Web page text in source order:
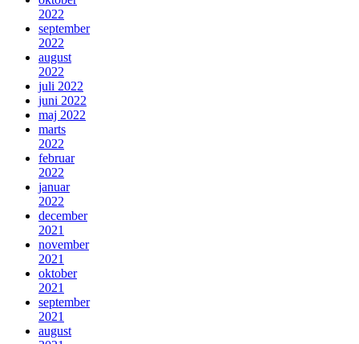
2022
september
2022
august
2022
juli 2022
juni 2022
maj 2022
marts
2022
februar
2022
januar
2022
december
2021
november
2021
oktober
2021
september
2021
august